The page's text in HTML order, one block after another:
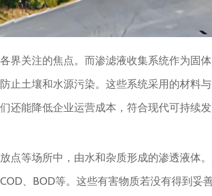
界关注的焦点。而渗滤液收集系统作为固
止土壤和水源污染。这些系统采用的材料
能降低企业运营成本，符合现代可持续
点等场所中，由水和杂质形成的渗透液体
、BOD等。这些有害物质若没有得到妥